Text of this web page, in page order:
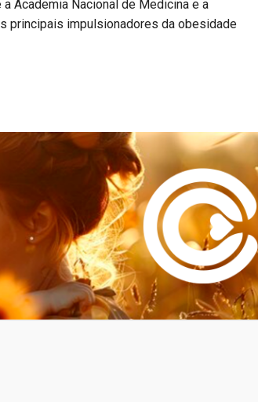
Academia Nacional de Medicina e a
principais impulsionadores da obesidade